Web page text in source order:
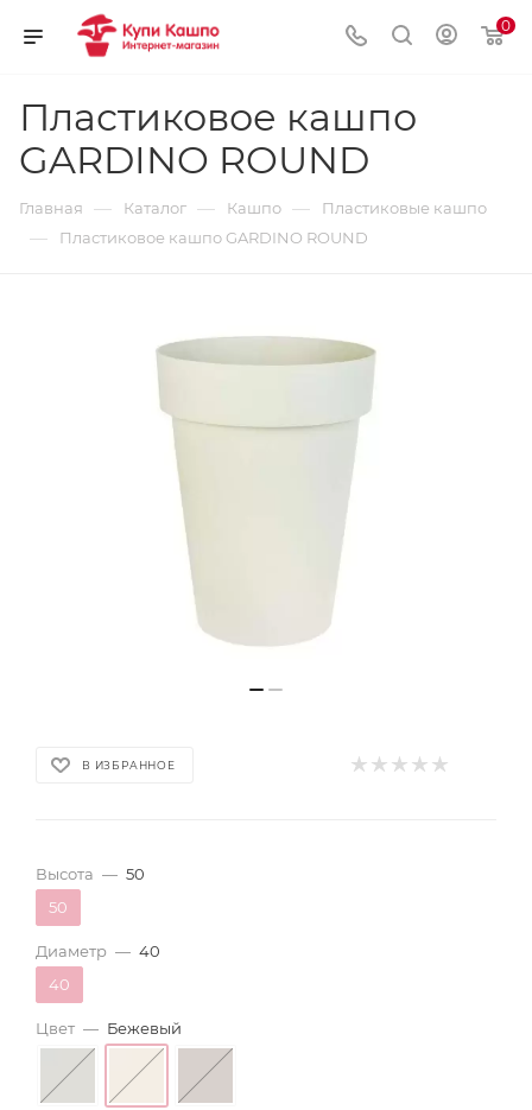
0
Пластиковое кашпо
GARDINO ROUND
Главная — Каталог — Кашпо — Пластиковые кашпо
— Пластиковое кашпо GARDINO ROUND
В ИЗБРАННОЕ
Высота — 50
50
Диаметр — 40
40
Цвет — Бежевый